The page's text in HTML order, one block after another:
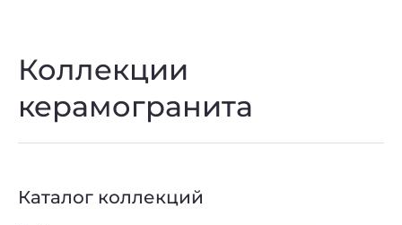
Коллекции
керамогранита
Каталог коллекций